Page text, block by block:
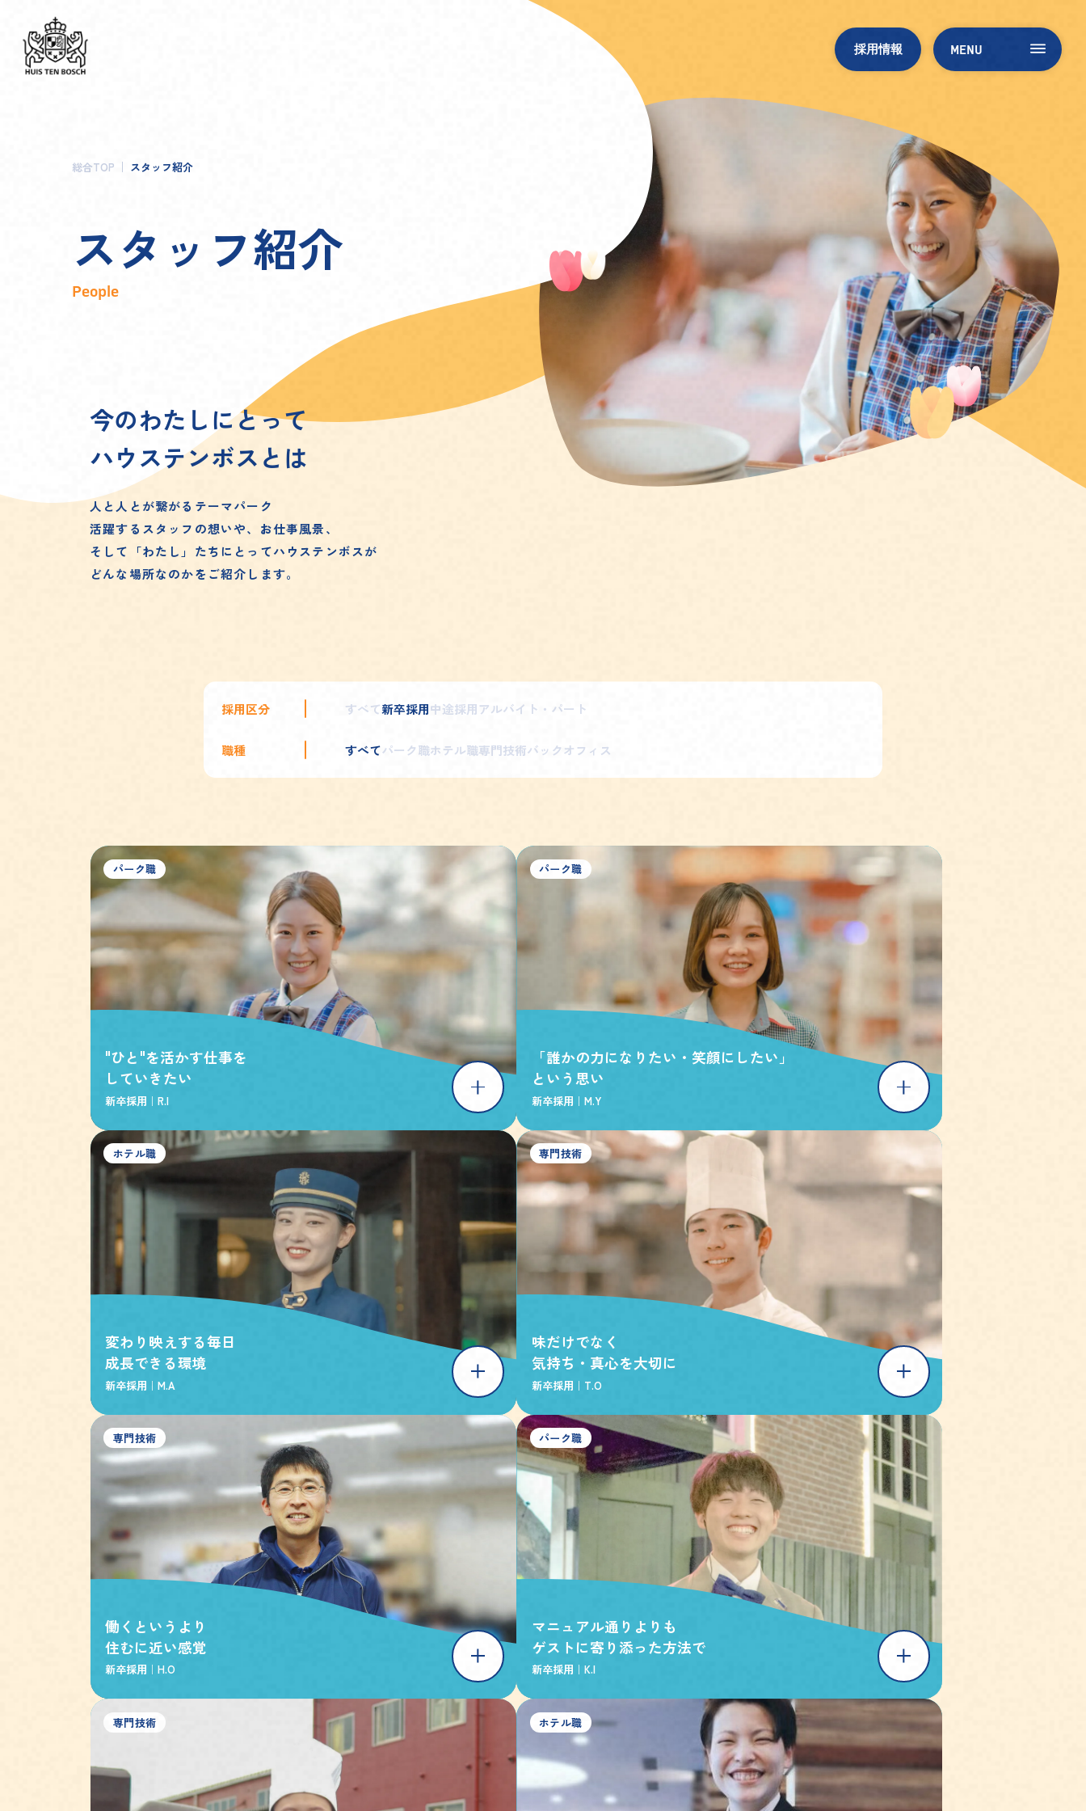
MENU
採用情報
総合TOP スタッフ紹介
スタ ッ フ紹介
People
今のわたしにとって
ハウステンボスとは
人と人とが繋がるテーマパーク
活躍するスタッフの想いや、お仕事風景、
そして「わたし」たちにとってハウステンボスが
どんな場所なのかをご紹介します。
採用区分 すべて新卒採用中途採用アルバイト・パート
職種 すべてパーク職ホテル職専門技術バックオフィス
パーク職
"ひと"を活かす仕事を
していきたい
新卒採用｜R.I
パーク職
「誰かの力になりたい・笑顔にしたい」
という思い
新卒採用｜ M.Y
ホテル職
変わり映えする毎日
成長できる環境
新卒採用｜M.A
専門技術
味だけでなく
気持ち・真心を大切に
新卒採用｜ T.O
専門技術
働くというより
住むに近い感覚
新卒採用｜H.O
パーク職
マニュアル通りよりも
ゲストに寄り添った方法で
新卒採用｜ K.I
専門技術 ホテル職